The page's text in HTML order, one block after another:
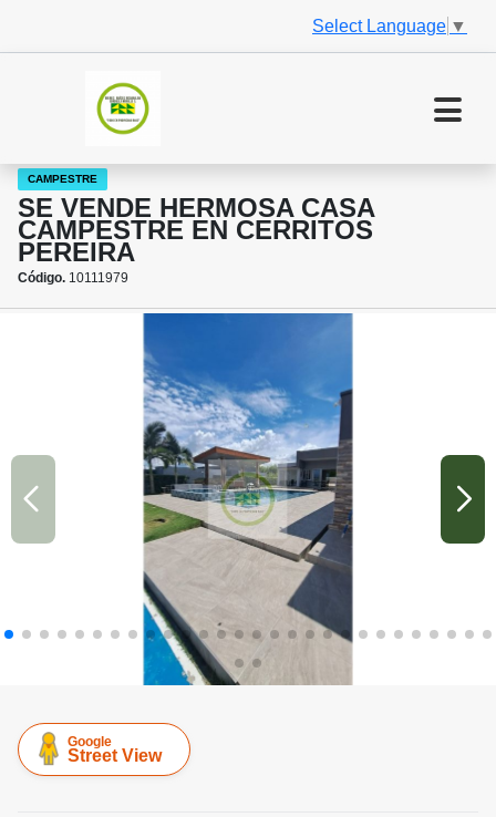
Select Language ▼
CAMPESTRE
SE VENDE HERMOSA CASA
CAMPESTRE EN CERRITOS
PEREIRA
Código. 10111979
Google
Street View